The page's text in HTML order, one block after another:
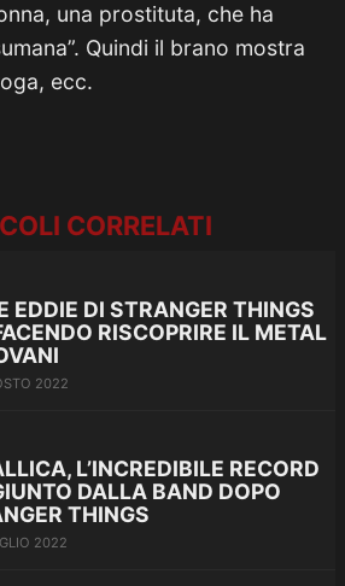
una prostituta, che ha
Quindi il brano mostra
ecc.
CORRELATI
EDDIE DI STRANGER THINGS
RISCOPRIRE IL METAL
2022
L’INCREDIBILE RECORD
DALLA BAND DOPO
THINGS
2022